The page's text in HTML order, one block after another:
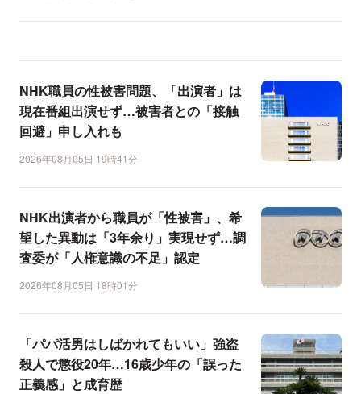
NHK職員の性被害問題、「出演者」は
現在番組出演せず…被害者との「接触
回避」申し入れも
2026年08月05日 19時41分
NHK出演者から職員が「性被害」、希
望した異動は「3年余り」実現せず…調
査委が「人権意識の不足」認定
2026年08月05日 18時01分
「パパ活男はしばかれてもいい」強盗
殺人で懲役20年…16歳少年の「誤った
正義感」と成育歴